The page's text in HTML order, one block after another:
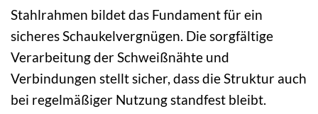
Stahlrahmen bildet das Fundament für ein
sicheres Schaukelvergnügen. Die sorgfältige
Verarbeitung der Schweißnähte und
Verbindungen stellt sicher, dass die Struktur auch
bei regelmäßiger Nutzung standfest bleibt.